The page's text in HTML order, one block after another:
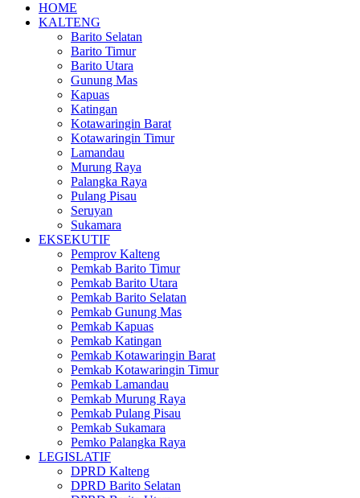
HOME
KALTENG
Barito Selatan
Barito Timur
Barito Utara
Gunung Mas
Kapuas
Katingan
Kotawaringin Barat
Kotawaringin Timur
Lamandau
Murung Raya
Palangka Raya
Pulang Pisau
Seruyan
Sukamara
EKSEKUTIF
Pemprov Kalteng
Pemkab Barito Timur
Pemkab Barito Utara
Pemkab Barito Selatan
Pemkab Gunung Mas
Pemkab Kapuas
Pemkab Katingan
Pemkab Kotawaringin Barat
Pemkab Kotawaringin Timur
Pemkab Lamandau
Pemkab Murung Raya
Pemkab Pulang Pisau
Pemkab Sukamara
Pemko Palangka Raya
LEGISLATIF
DPRD Kalteng
DPRD Barito Selatan